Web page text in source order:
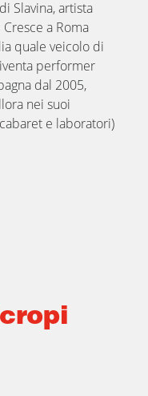
Slavina, artista
a Roma
quale veicolo di
performer
dal 2005,
nei suoi
e laboratori)